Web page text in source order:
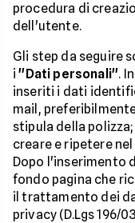
procedura di
dell'utente.
Gli step da seguire
i''Dati personali''.
inseriti i dati
mail,
stipula della
creare e ripetere
Dopo l'inserimento
fondo pagina che
il trattamento dei
privacy (D.Lgs 196/